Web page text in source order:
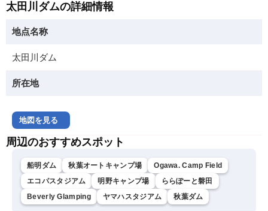
太田川ダムの詳細情報
地点名称
太田川ダム
所在地
地図を見る
周辺のおすすめスポット
船明ダム 秋葉オートキャンプ場
Ogawa. Camp Field
エコパスタジアム
明野キャンプ場
ららぽーと磐田
Beverly Glamping
ヤマハスタジアム 秋葉ダム